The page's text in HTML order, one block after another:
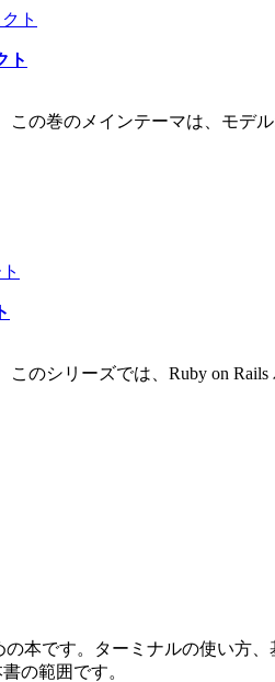
ト
この巻のメインテーマは、モデ
このシリーズでは、Ruby on
本です。ターミナルの使い方
の範囲です。